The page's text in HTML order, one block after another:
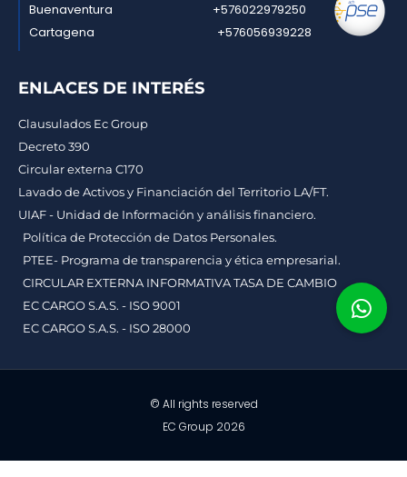
Buenaventura
Cartagena
+576022979250
+576056939228
ENLACES DE INTERÉS
Clausulados Ec Group
Decreto 390
Circular externa C170
Lavado de Activos y Financiación del Territorio LA/FT.
UIAF - Unidad de Información y análisis financiero.
Política de Protección de Datos Personales.
PTEE- Programa de transparencia y ética empresarial.
CIRCULAR EXTERNA INFORMATIVA TASA DE CAMBIO
EC CARGO S.A.S. - ISO 9001
EC CARGO S.A.S. - ISO 28000
© All rights reserved
EC Group 2026